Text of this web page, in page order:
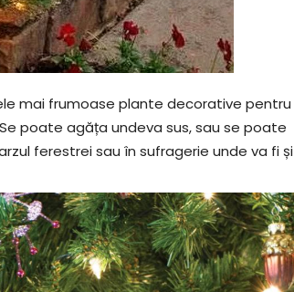
mai frumoase plante decorative pentru
poate agăța undeva sus, sau se poate
ferestrei sau în sufragerie unde va fi și